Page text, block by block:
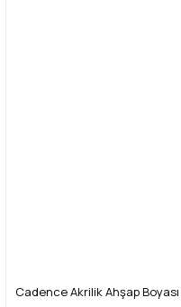
Cadence Akrilik Ahşap